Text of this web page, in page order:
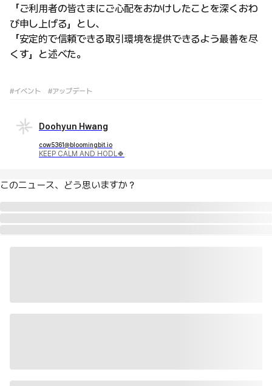
「ご利用者の皆さまにご心配をおかけしたことを深くおわ
び申し上げる」とし、
「安定的で信頼できる取引環境を提供できるよう最善を尽
くす」と述べた。
#イベント #アップデート
Doohyun Hwang
cow5361@bloomingbit.io
KEEP CALM AND HODL🍀
このニュース、どう思いますか？